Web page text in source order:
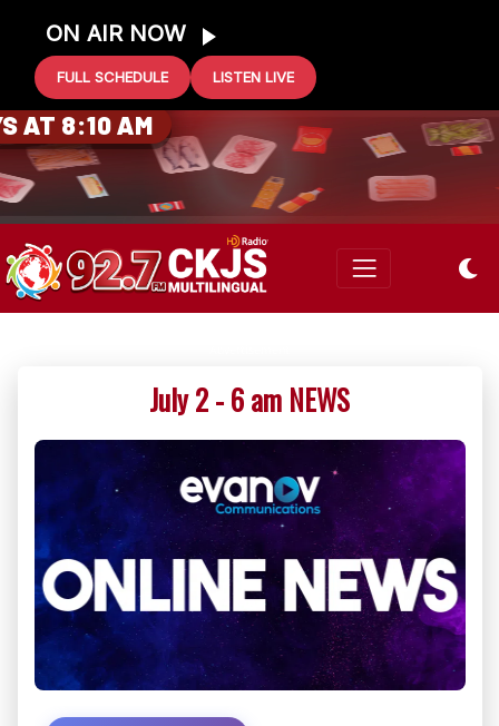
ON AIR NOW
FULL SCHEDULE LISTEN LIVE
GIFT CARD
AT 8:10 AM
July 2 - 6 am NEWS